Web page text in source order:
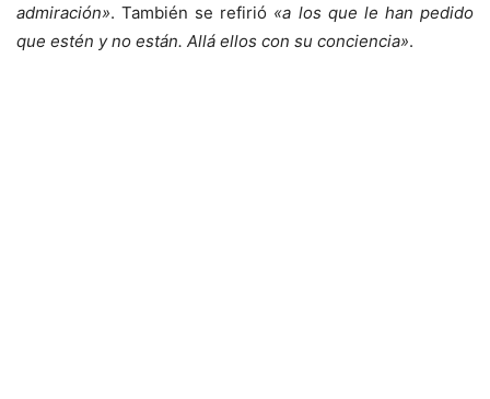
admiración». También se refirió «a los que le han pedido
que estén y no están. Allá ellos con su conciencia».